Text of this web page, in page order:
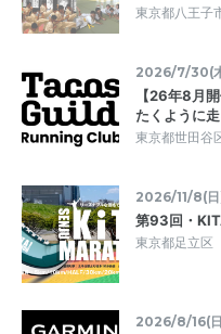
東京都八王子
2026/7/30(
【26年8月
たくように
東京都世田谷
2026/11/8(
第93回・
東京都足立区
2026/8/16(